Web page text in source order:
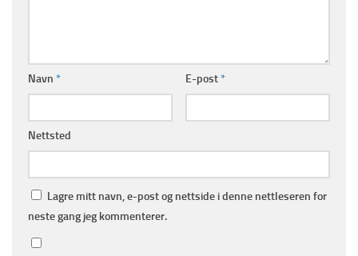
Navn * E-post*
Nettsted
Lagre mitt navn, e-post og nettside i denne nettleseren for
neste gang jeg kommenterer.